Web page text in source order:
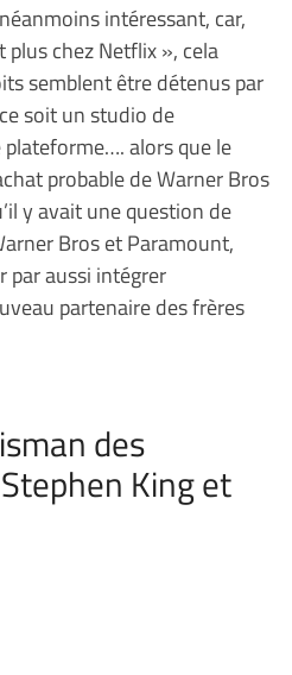
intéressant, car,
plus chez Netflix », cela
semblent être détenus par
soit un studio de
alors que le
probable de Warner Bros
y avait une question de
Bros et Paramount,
aussi intégrer
partenaire des frères
des
King et